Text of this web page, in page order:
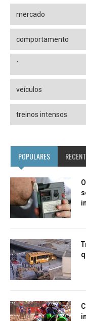
mercado
comportamento
´
veículos
treinos intensos
POPULARES